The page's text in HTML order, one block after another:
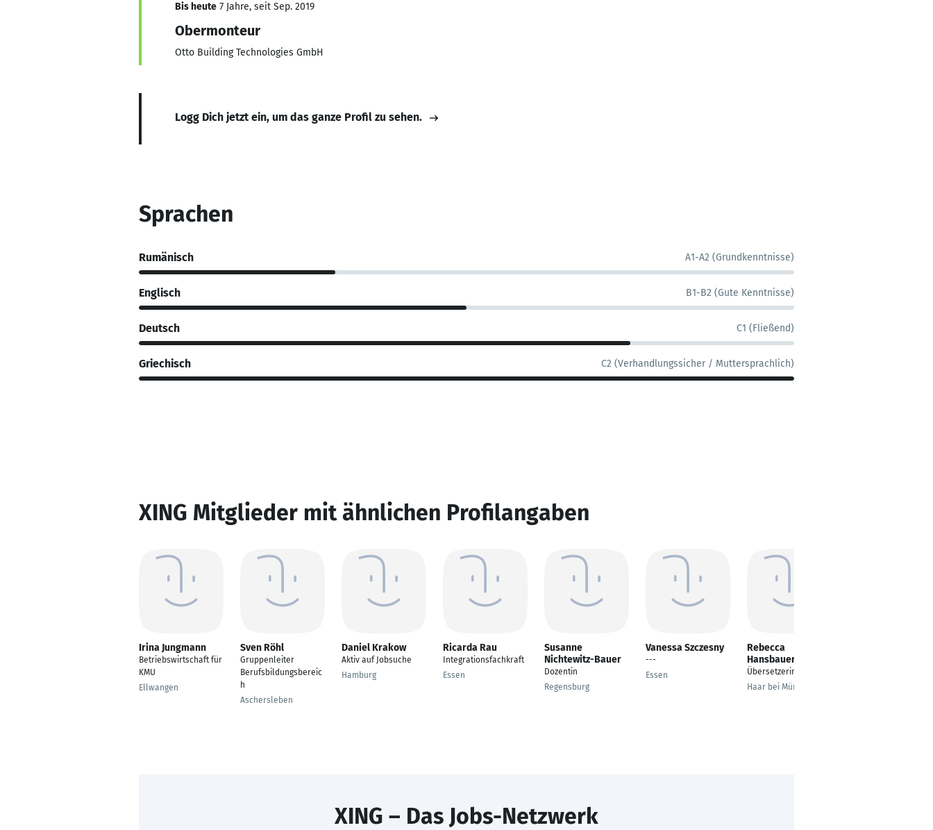
Bis heute 7 Jahre, seit Sep. 2019
Obermonteur
Otto Building Technologies GmbH
Logg Dich jetzt ein, um das ganze Profil zu sehen.
Sprachen
Rumänisch A1-A2 (Grundkenntnisse)
Englisch B1-B2 (Gute Kenntnisse)
Deutsch C1 (Fließend)
Griechisch C2 (Verhandlungssicher / Muttersprachlich)
XING Mitglieder mit ähnlichen Profilangaben
Irina Jungmann
Betriebswirtschaft für
KMU
Ellwangen
Sven Röhl
Gruppenleiter
Berufsbildungsbereic
h
Aschersleben
Daniel Krakow
Aktiv auf Jobsuche
Hamburg
Ricarda Rau
Integrationsfachkraft
Essen
Susanne
Nichtewitz-Bauer
Dozentin
Regensburg
Vanessa Szczesny
---
Essen
Rebecca
Hansbauer
Übersetzerin
Haar bei München
XING – Das Jobs-Netzwerk